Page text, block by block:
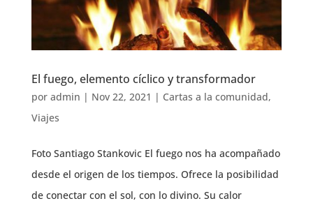
El fuego, elemento cíclico y transformador
por admin | Nov 22, 2021 | Cartas a la comunidad,
Viajes
Foto Santiago Stankovic El fuego nos ha acompañado
desde el origen de los tiempos. Ofrece la posibilidad
de conectar con el sol, con lo divino. Su calor